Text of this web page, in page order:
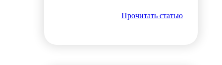
Прочитать статью